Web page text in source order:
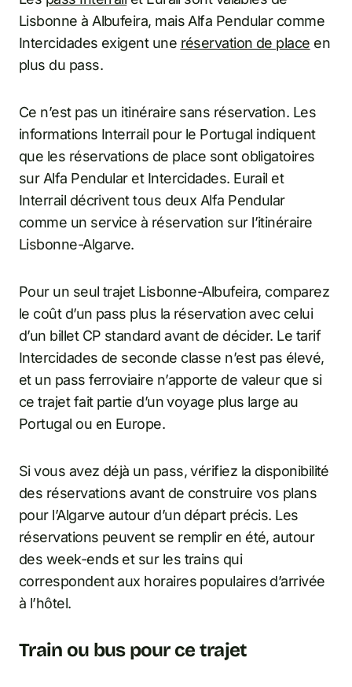
Lisbonne à Albufeira, mais Alfa Pendular comme
Intercidades exigent une réservation de place en
plus du pass.
Ce n’est pas un itinéraire sans réservation. Les
informations Interrail pour le Portugal indiquent
que les réservations de place sont obligatoires
sur Alfa Pendular et Intercidades. Eurail et
Interrail décrivent tous deux Alfa Pendular
comme un service à réservation sur l’itinéraire
Lisbonne-Algarve.
Pour un seul trajet Lisbonne-Albufeira, comparez
le coût d’un pass plus la réservation avec celui
d’un billet CP standard avant de décider. Le tarif
Intercidades de seconde classe n’est pas élevé,
et un pass ferroviaire n’apporte de valeur que si
ce trajet fait partie d’un voyage plus large au
Portugal ou en Europe.
Si vous avez déjà un pass, vérifiez la disponibilité
des réservations avant de construire vos plans
pour l’Algarve autour d’un départ précis. Les
réservations peuvent se remplir en été, autour
des week-ends et sur les trains qui
correspondent aux horaires populaires d’arrivée
à l’hôtel.
Train ou bus pour ce trajet